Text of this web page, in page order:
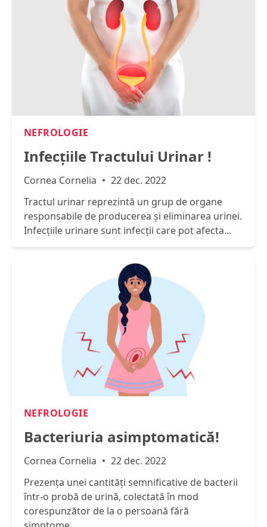
NEFROLOGIE
Infecțiile Tractului Urinar !
Cornea Cornelia
22 dec. 2022
Tractul urinar reprezintă un grup de organe
responsabile de producerea și eliminarea urinei.
Infecțiile urinare sunt infecții care pot afecta...
NEFROLOGIE
Bacteriuria asimptomatică!
Cornea Cornelia
22 dec. 2022
Prezența unei cantități semnificative de bacterii
într-o probă de urină, colectată în mod
corespunzător de la o persoană fără